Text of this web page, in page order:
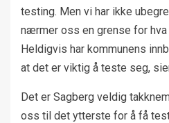
testing. Men vi har ikke
nærmer oss en grense for hva
Heldigvis har kommunens
at det er viktig å teste seg,
Det er Sagberg veldig
oss til det ytterste for å få